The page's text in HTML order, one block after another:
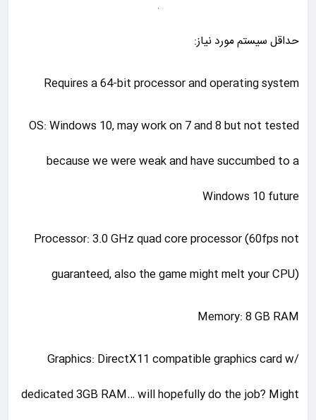
حداقل سیستم مورد نیاز:
Requires a 64-bit processor and operating system
OS: Windows 10, may work on 7 and 8 but not tested
because we were weak and have succumbed to a
Windows 10 future
Processor: 3.0 GHz quad core processor (60fps not
guaranteed, also the game might melt your CPU)
Memory: 8 GB RAM
Graphics: DirectX11 compatible graphics card w/
dedicated 3GB RAM… will hopefully do the job? Might